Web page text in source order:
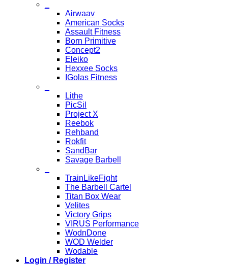
Airwaav
American Socks
Assault Fitness
Born Primitive
Concept2
Eleiko
Hexxee Socks
IGolas Fitness
Lithe
PicSil
Project X
Reebok
Rehband
Rokfit
SandBar
Savage Barbell
TrainLikeFight
The Barbell Cartel
Titan Box Wear
Velites
Victory Grips
VIRUS Performance
WodnDone
WOD Welder
Wodable
Login / Register